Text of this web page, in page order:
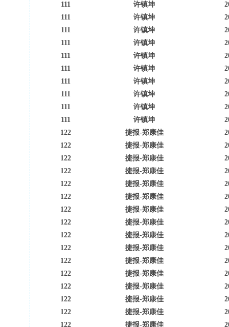
111
许镇坤
111
许镇坤
111
许镇坤
111
许镇坤
111
许镇坤
111
许镇坤
111
许镇坤
111
许镇坤
111
许镇坤
111
许镇坤
122
捷报-郑康佳
122
捷报-郑康佳
122
捷报-郑康佳
122
捷报-郑康佳
122
捷报-郑康佳
122
捷报-郑康佳
122
捷报-郑康佳
122
捷报-郑康佳
122
捷报-郑康佳
122
捷报-郑康佳
122
捷报-郑康佳
122
捷报-郑康佳
122
捷报-郑康佳
122
捷报-郑康佳
122
捷报-郑康佳
122
捷报-郑康佳